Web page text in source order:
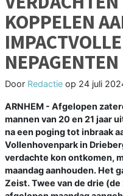
KOPPELEN
NEPAGENTEN
Door Redactie op 24 juli
ARNHEM - Afgelopen
mannen van 20 en 21 jaar
na een poging tot inbraak
Vollenhovenpark in
verdachte kon ontkomen,
maandag aanhouden. Het
Zeist. Twee van de drie